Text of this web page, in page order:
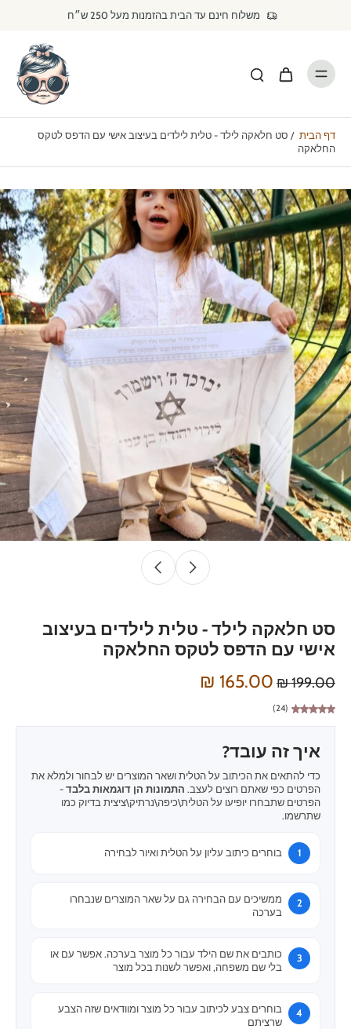
משלוח חינם עד הבית בהזמנות מעל 250 ש״ח
דף הבית / סט חלאקה לילד - טלית לילדים בעיצוב אישי עם הדפס לטקס
החלאקה
סט חלאקה לילד - טלית לילדים בעיצוב
אישי עם הדפס לטקס החלאקה
199.00 ₪
165.00 ₪
(24)
איך זה עובד?
כדי להתאים את הכיתוב על הטלית ושאר המוצרים יש לבחור ולמלא את
הפרטים כפי שאתם רוצים לעצב. התמונות הן דוגמאות בלבד -
הפרטים שתבחרו יופיעו על הטלית\כיפה\נרתיק\ציצית בדיוק כמו
שתרשמו.
בוחרים כיתוב עליון על הטלית ואיור לבחירה
ממשיכים עם הבחירה גם על שאר המוצרים שנבחרו
בערכה
כותבים את שם הילד עבור כל מוצר בערכה. אפשר עם או
בלי שם משפחה, ואפשר לשנות בכל מוצר
בוחרים צבע לכיתוב עבור כל מוצר ומוודאים שזה הצבע
שרציתם